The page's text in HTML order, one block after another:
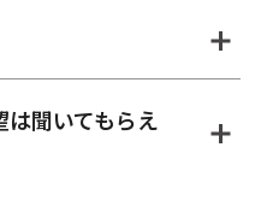
聞いてもらえ